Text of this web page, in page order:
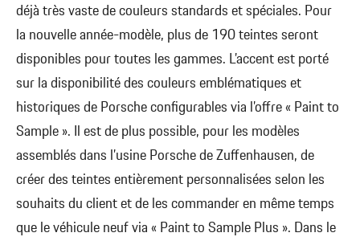
déjà très vaste de couleurs standards et spéciales. Pour
la nouvelle année-modèle, plus de 190 teintes seront
disponibles pour toutes les gammes. L’accent est porté
sur la disponibilité des couleurs emblématiques et
historiques de Porsche configurables via l’offre « Paint to
Sample ». Il est de plus possible, pour les modèles
assemblés dans l’usine Porsche de Zuffenhausen, de
créer des teintes entièrement personnalisées selon les
souhaits du client et de les commander en même temps
que le véhicule neuf via « Paint to Sample Plus ». Dans le